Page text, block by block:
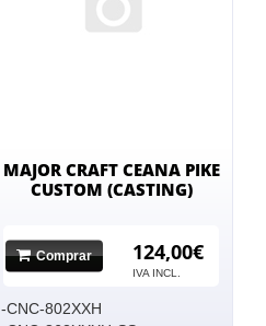
No hay imagen
MAJOR CRAFT CEANA PIKE
CUSTOM (CASTING)
Comprar 124,00€
IVA INCL.
-CNC-802XXH